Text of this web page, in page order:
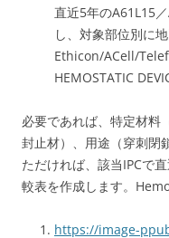
直近5年のA61L15
し、対象部位別に
Ethicon/ACell/
HEMOSTATIC
必要であれば、特定材料
封止材）、用途（穿刺閉
ただければ、該当IPCで
較表を作成します。
https://image-